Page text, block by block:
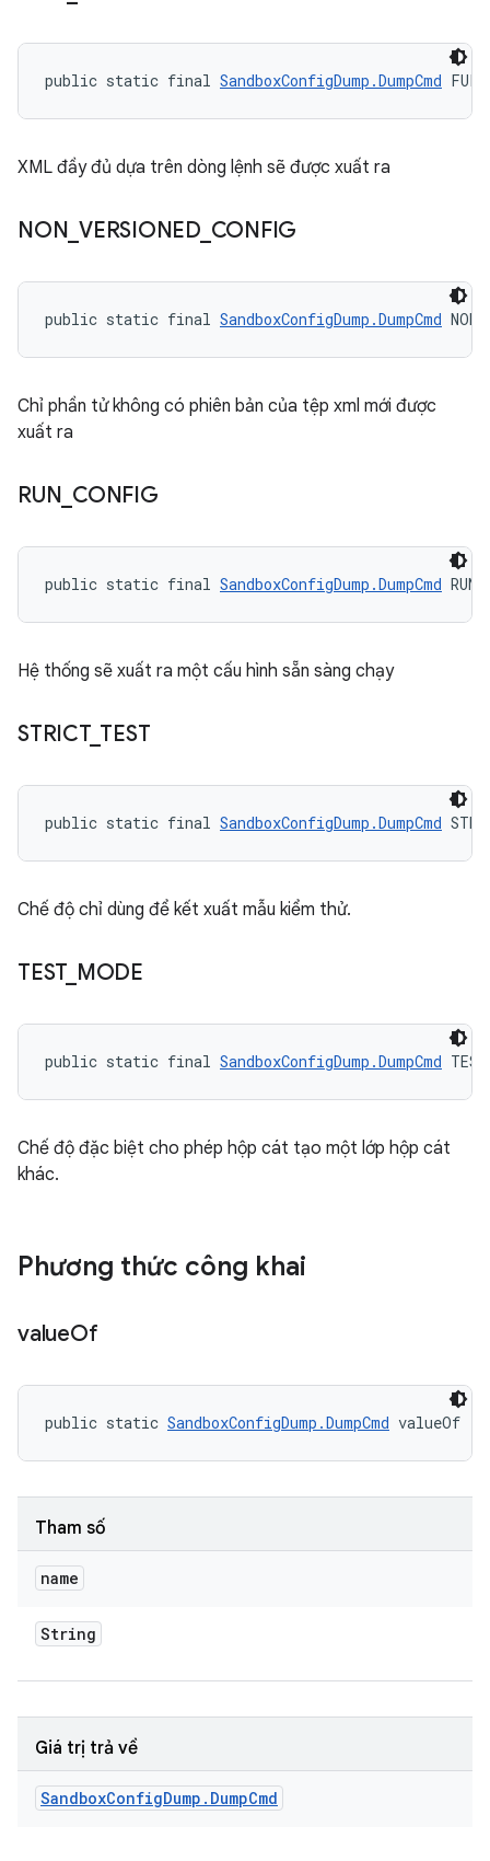
public static final SandboxConfigDump.DumpCmd
XML đầy đủ dựa trên dòng lệnh sẽ được xuất ra
NON VERSIONED_ CONFIG
public static final SandboxConfigDump.DumpCmd
Chỉ phần tử không có phiên bản của tệp xml mới được
xuất ra
RUN CONFIG
public static final SandboxConfigDump.DumpCmd
Hệ thống sẽ xuất ra một cấu hình sẵn sàng chạy
STRICT_ TEST
public static final SandboxConfigDump.DumpCmd
Chế độ chỉ dùng để kết xuất mẫu kiểm thử.
TEST_ MODE
public static final SandboxConfigDump.DumpCmd
Chế độ đặc biệt cho phép hộp cát tạo một lớp hộp cát
khác.
Phương thức công khai
valueOf
public static SandboxConfigDump.DumpCmd valueOf
Tham số
name
String
Giá trị trả về
SandboxConfigDump . DumpCmd